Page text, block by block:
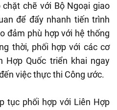
chẽ với Bộ Ngoại giao
để đẩy nhanh tiến trình
đảm phù hợp với hệ thống
thời, phối hợp với các cơ
Hợp Quốc triển khai ngay
việc thực thi Công ước.
tục phối hợp với Liên Hợp